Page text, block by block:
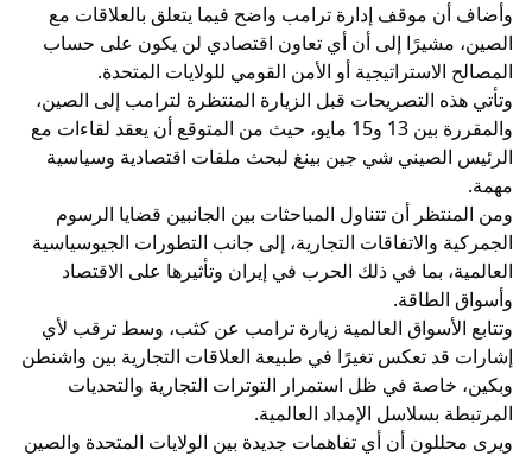
وأضاف أن موقف إدارة ترامب واضح فيما يتعلق بالعلاقات مع
الصين، مشيرًا إلى أن أي تعاون اقتصادي لن يكون على حساب
المصالح الاستراتيجية أو الأمن القومي للولايات المتحدة.
وتأتي هذه التصريحات قبل الزيارة المنتظرة لترامب إلى الصين،
والمقررة بين 13 و15 مايو، حيث من المتوقع أن يعقد لقاءات مع
الرئيس الصيني شي جين بينغ لبحث ملفات اقتصادية وسياسية
مهمة.
ومن المنتظر أن تتناول المباحثات بين الجانبين قضايا الرسوم
الجمركية والاتفاقات التجارية، إلى جانب التطورات الجيوسياسية
العالمية، بما في ذلك الحرب في إيران وتأثيرها على الاقتصاد
وأسواق الطاقة.
وتتابع الأسواق العالمية زيارة ترامب عن كثب، وسط ترقب لأي
إشارات قد تعكس تغيرًا في طبيعة العلاقات التجارية بين واشنطن
وبكين، خاصة في ظل استمرار التوترات التجارية والتحديات
المرتبطة بسلاسل الإمداد العالمية.
ويرى محللون أن أي تفاهمات جديدة بين الولايات المتحدة والصين